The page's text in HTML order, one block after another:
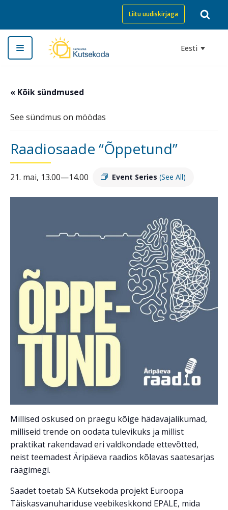
Skip
to
content
Liitu uudiskirjaga
Eesti
« Kõik sündmused
See sündmus on möödas
Raadiosaade “Õppetund”
21. mai, 13.00—14.00 Event Series (See All)
Millised oskused on praegu kõige hädavajalikumad,
milliseid trende on oodata tulevikuks ja millist
praktikat rakendavad eri valdkondade ettevõtted,
neist teemadest Äripäeva raadios kõlavas saatesarjas
räägimegi.
Saadet toetab SA Kutsekoda projekt Euroopa
Täiskasvanuhariduse veebikeskkond EPALE, mida